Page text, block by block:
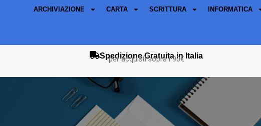
ARCHIVIAZIONE CARTA SCRITTURA INFORMATICA
Spedizione Gratuita in Italia
per acquisti sopra i 90€